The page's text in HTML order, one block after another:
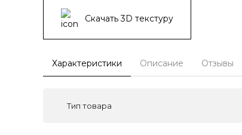
Скачать 3D текстуру
Характеристики Описание Отзывы
Тип товара